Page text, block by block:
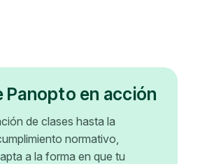
Panopto en acción
de clases hasta la
normativo,
a la forma en que tu